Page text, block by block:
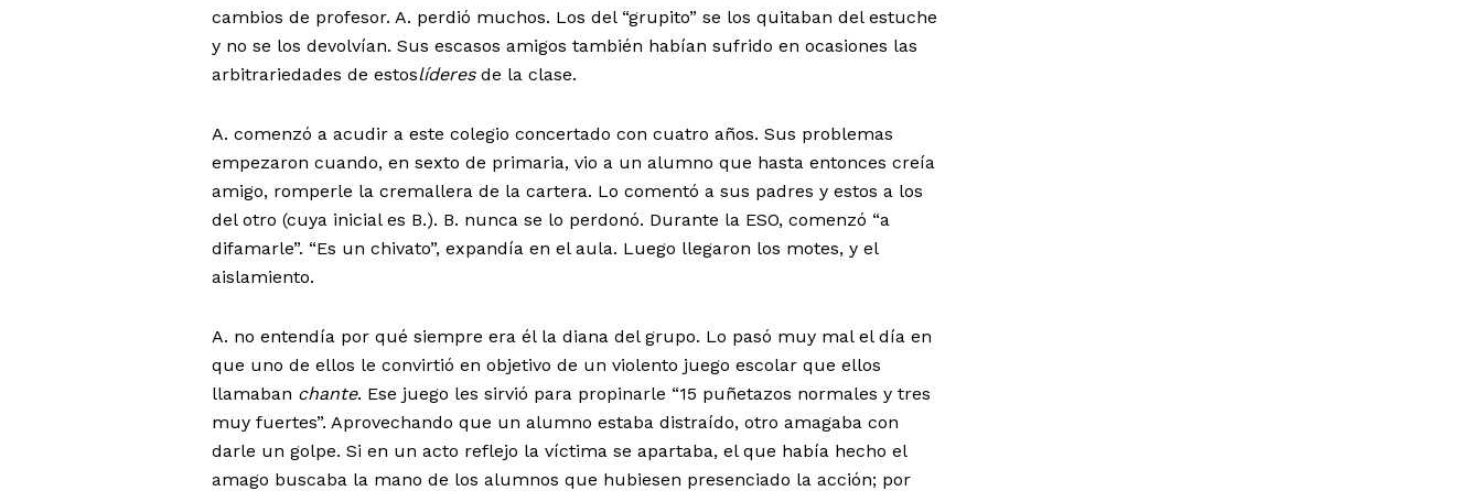
cambios de profesor. A. perdió muchos. Los del “grupito” se los quitaban del estuche
y no se los devolvían. Sus escasos amigos también habían sufrido en ocasiones las
arbitrariedades de estoslíderesde la clase.
A. comenzó a acudir a este colegio concertado con cuatro años. Sus problemas
empezaron cuando, en sexto de primaria, vio a un alumno que hasta entonces creía
amigo, romperle la cremallera de la cartera. Lo comentó a sus padres y estos a los
del otro (cuya inicial es B.). B. nunca se lo perdonó. Durante la ESO, comenzó “a
difamarle”. “Es un chivato”, expandía en el aula. Luego llegaron los motes, y el
aislamiento.
A. no entendía por qué siempre era él la diana del grupo. Lo pasó muy mal el día en
que uno de ellos le convirtió en objetivo de un violento juego escolar que ellos
llamaban chante. Ese juego les sirvió para propinarle “15 puñetazos normales y tres
muy fuertes”. Aprovechando que un alumno estaba distraído, otro amagaba con
darle un golpe. Si en un acto reflejo la víctima se apartaba, el que había hecho el
amago buscaba la mano de los alumnos que hubiesen presenciado la acción; por